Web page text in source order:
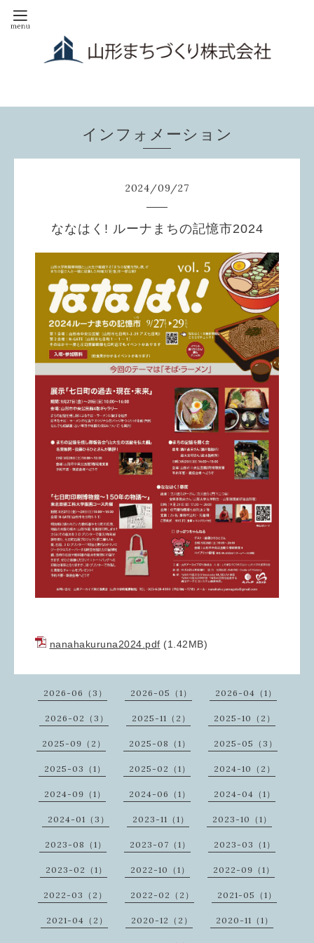
インフォメーション
2024/09/27
ななはく! ルーナまちの記憶市2024
nanahakuruna2024.pdf (1.42MB)
2026-06（3） 2026-05（1） 2026-04（1）
2026-02（3） 2025-11（2） 2025-10（2）
2025-09（2） 2025-08（1） 2025-05（3）
2025-03（1） 2025-02（1） 2024-10（2）
2024-09（1） 2024-06（1） 2024-04（1）
2024-01（3） 2023-11（1） 2023-10（1）
2023-08（1） 2023-07（1） 2023-03（1）
2023-02（1） 2022-10（1） 2022-09（1）
2022-03（2） 2022-02（2） 2021-05（1）
2021-04（2） 2020-12（2） 2020-11（1）